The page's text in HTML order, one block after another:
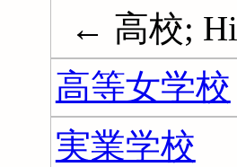
← 高校;
高等女学校
実業学校